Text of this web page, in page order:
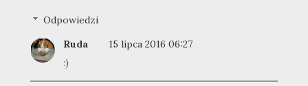
Odpowiedzi
Ruda
15 lipca 2016 06:27
:)